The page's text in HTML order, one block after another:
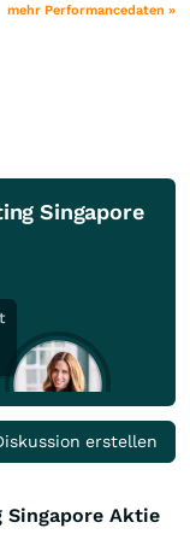
mehr Performancedaten »
Singapore
erstellen
Singapore Aktie